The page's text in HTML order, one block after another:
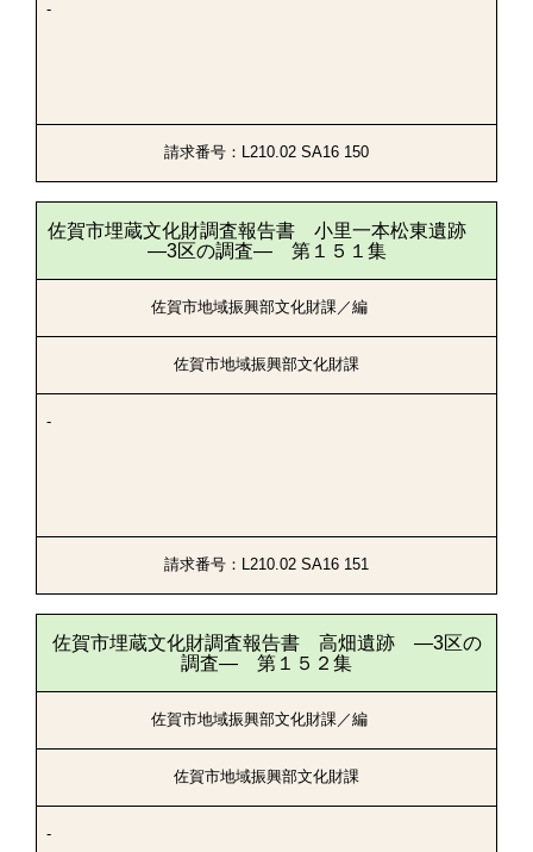
-
請求番号：L210.02 SA16 150
佐賀市埋蔵文化財調査報告書 小里一本松東遺跡
―3区の調査― 第１５１集
佐賀市地域振興部文化財課／編
佐賀市地域振興部文化財課
-
請求番号：L210.02 SA16 151
佐賀市埋蔵文化財調査報告書 高畑遺跡 ―3区の
調査― 第１５２集
佐賀市地域振興部文化財課／編
佐賀市地域振興部文化財課
-